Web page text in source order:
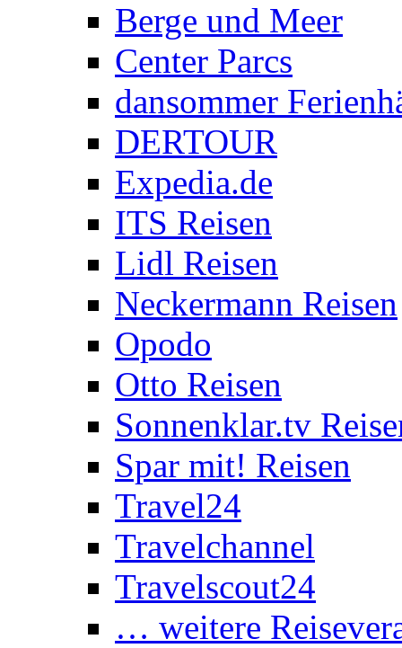
Berge und Meer
Center Parcs
dansommer
DERTOUR
Expedia.de
ITS Reisen
Lidl Reisen
Neckermann Reisen
Opodo
Otto Reisen
Sonnenklar.tv
Spar mit! Reisen
Travel24
Travelchannel
Travelscout24
… weitere